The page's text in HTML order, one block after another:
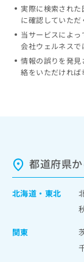
実際に検索された
に確認していただ
当サービスによ
会社ウェルネスで
情報の誤りを発見
絡をいただければ
都道府県
北海道 ・ 東北
関東